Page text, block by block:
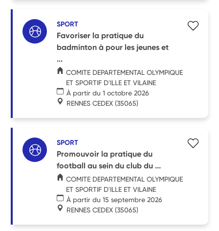
SPORT
Favoriser la pratique du
badminton à pour les jeunes et
...
COMITE DEPARTEMENTAL OLYMPIQUE
ET SPORTIF D'ILLE ET VILAINE
À partir du 1 octobre 2026
RENNES CEDEX (35065)
SPORT
Promouvoir la pratique du
football au sein du club du ...
COMITE DEPARTEMENTAL OLYMPIQUE
ET SPORTIF D'ILLE ET VILAINE
À partir du 15 septembre 2026
RENNES CEDEX (35065)